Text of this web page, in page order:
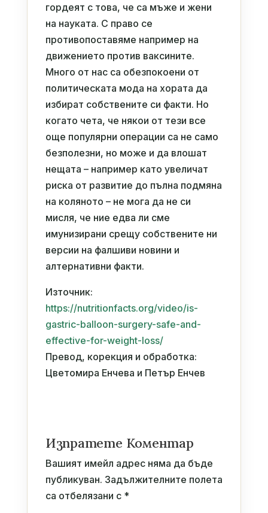
гордеят с това, че са мъже и жени
на науката. С право се
противопоставяме например на
движението против ваксините.
Много от нас са обезпокоени от
политическата мода на хората да
избират собствените си факти. Но
когато чета, че някои от тези все
още популярни операции са не само
безполезни, но може и да влошат
нещата – например като увеличат
риска от развитие до пълна подмяна
на коляното – не мога да не си
мисля, че ние едва ли сме
имунизирани срещу собствените ни
версии на фалшиви новини и
алтернативни факти.
Източник:
https://nutritionfacts.org/video/is-
gastric-balloon-surgery-safe-and-
effective-for-weight-loss/
Превод, корекция и обработка:
Цветомира Енчева и Петър Енчев
Изпратете Коментар
Вашият имейл адрес няма да бъде
публикуван. Задължителните полета
са отбелязани с *